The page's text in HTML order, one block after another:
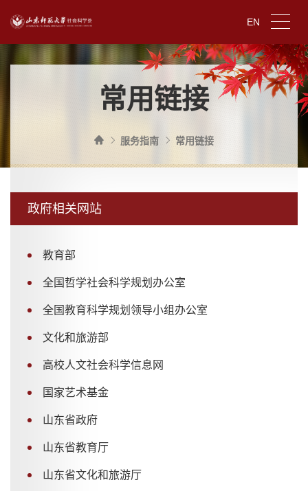
EN
常用链接
服务指南 常用链接
政府相关网站
教育部
全国哲学社会科学规划办公室
全国教育科学规划领导小组办公室
文化和旅游部
高校人文社会科学信息网
国家艺术基金
山东省政府
山东省教育厅
山东省文化和旅游厅